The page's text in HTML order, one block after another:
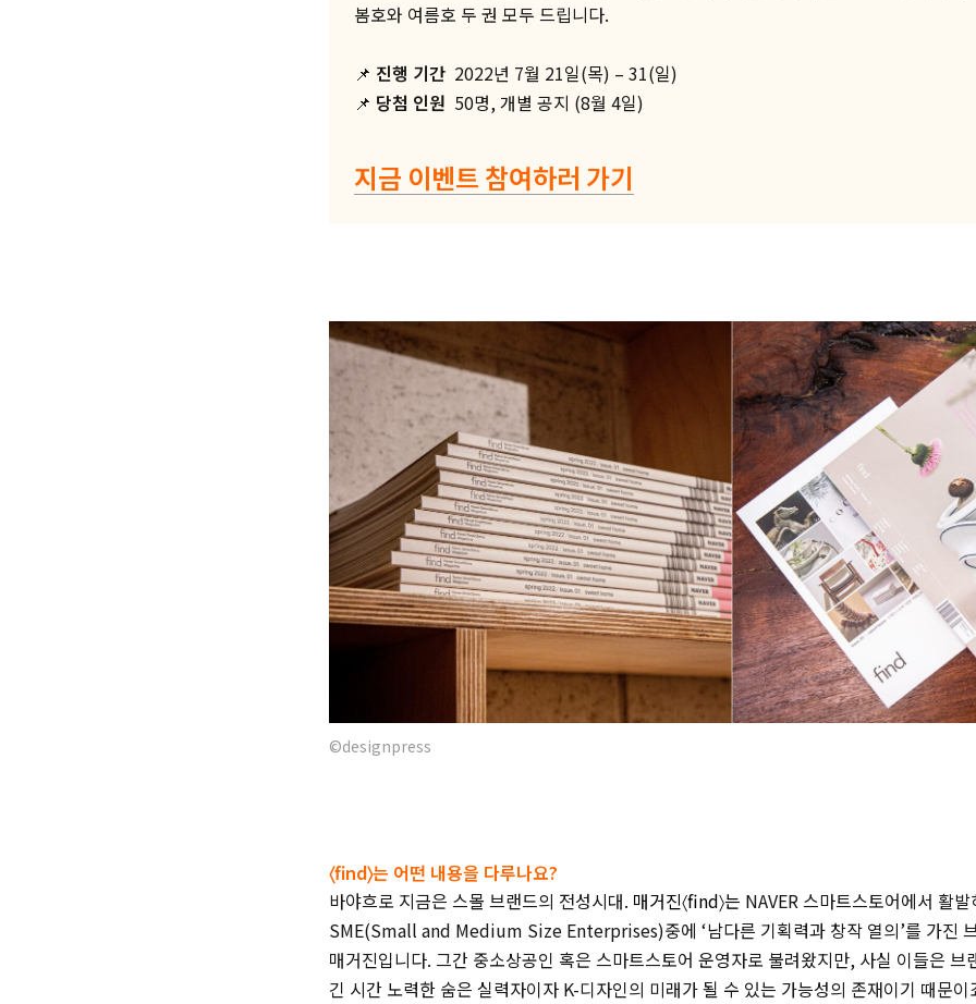
봄호와 여름호 두 권 모두 드립니다.
📌 진행 기간 2022년 7월 21일(목) – 31(일)
📌 당첨 인원 50명, 개별 공지 (8월 4일)
지금 이벤트 참여하러 가기
©designpress
〈find〉는 어떤 내용을 다루나요?
바야흐로 지금은 스몰 브랜드의 전성시대. 매거진〈find〉는 NAVER 스마트스토어에서 활
SME(Small and Medium Size Enterprises)중에 ‘남다른 기획력과 창작 열의’를 가진
매거진입니다. 그간 중소상공인 혹은 스마트스토어 운영자로 불려왔지만, 사실 이들은 브
긴 시간 노력한 숨은 실력자이자 K-디자인의 미래가 될 수 있는 가능성의 존재이기 때문이